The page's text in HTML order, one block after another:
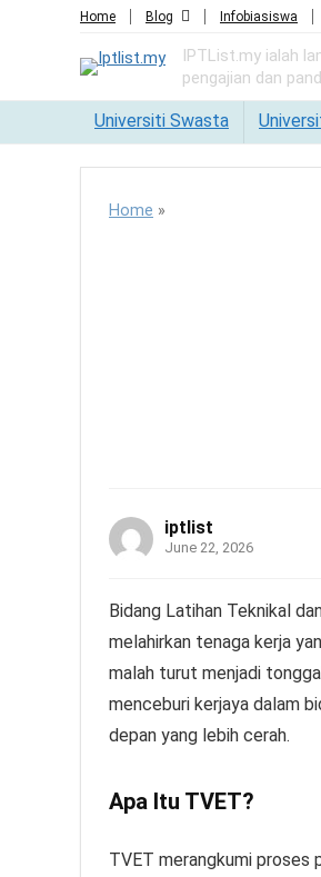
Home Blog Infobiasiswa
IPTList.my ialah
pengajian dan
Universiti Swasta
Home »
iptlist
June 22, 2026
Bidang Latihan Teknikal
melahirkan tenaga kerja
malah turut menjadi
menceburi kerjaya dalam
depan yang lebih cerah.
Apa Itu TVET?
TVET merangkumi proses